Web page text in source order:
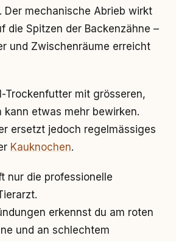
Der mechanische Abrieb wirkt
die Spitzen der Backenzähne –
und Zwischenräume erreicht
Trockenfutter mit grösseren,
kann etwas mehr bewirken.
ersetzt jedoch regelmässiges
Kauknochen.
nur die professionelle
erkennst du am roten
und an schlechtem